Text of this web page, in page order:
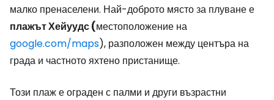
малко пренаселени. Най-доброто място за плуване е
плажът Хейуудс (местоположение на
google.com/maps), разположен между центъра на
града и частното яхтено пристанище.
Този плаж е ограден с палми и други възрастни